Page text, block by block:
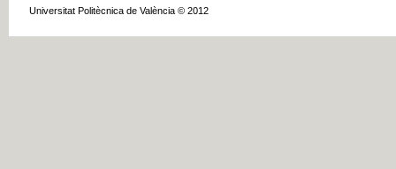
Universitat Politècnica de València © 2012